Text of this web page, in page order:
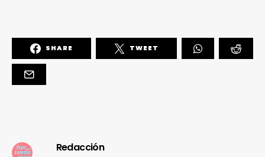
SHARE TWEET
Redacción